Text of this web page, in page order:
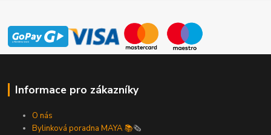
Informace pro zákazníky
O nás
Bylinková poradna MAYA 📚🗞️